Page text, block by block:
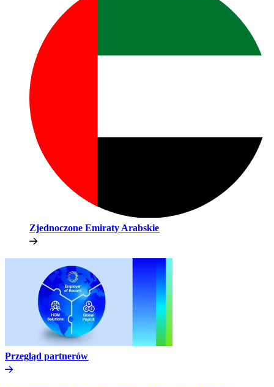
Zjednoczone Emiraty Arabskie​​
Przegląd partnerów​​